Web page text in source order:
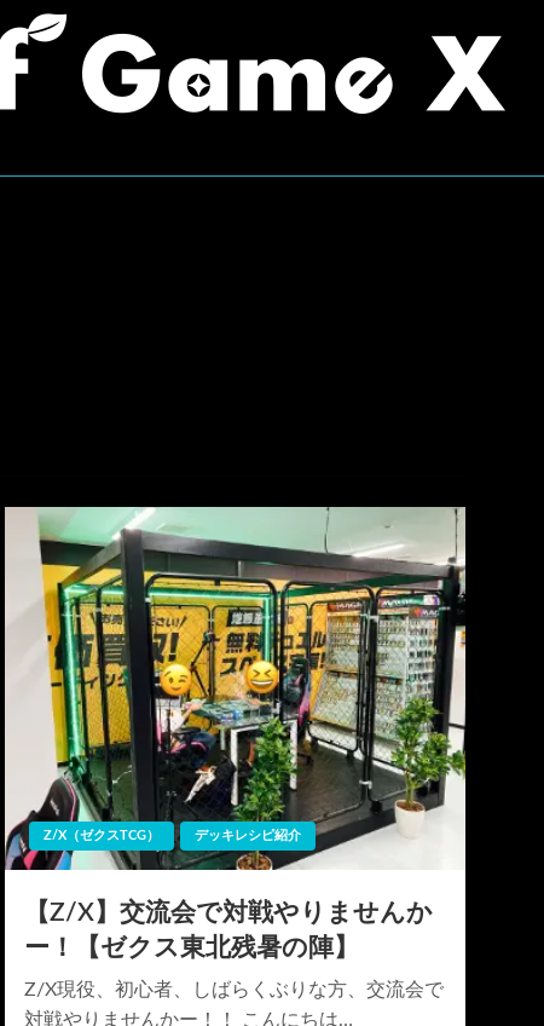
Z/X（ゼクスTCG） デッキレシピ紹介
【Z/X】交流会で対戦やりませんか
ー！【ゼクス東北残暑の陣】
Z/X現役、初心者、しばらくぶりな方、交流会で
対戦やりませんかー！！ こんにちは…